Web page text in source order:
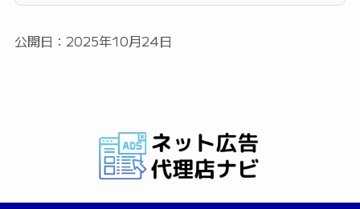
公開日：2025年10月24日